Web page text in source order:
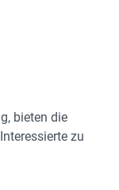
bieten die
zu